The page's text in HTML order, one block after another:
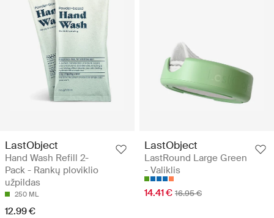
LastObject
Hand Wash Refill 2-
Pack - Rankų ploviklio
užpildas
250 ML
12.99 €
LastObject
LastRound Large Green
- Valiklis
14.41 € 16.95 €